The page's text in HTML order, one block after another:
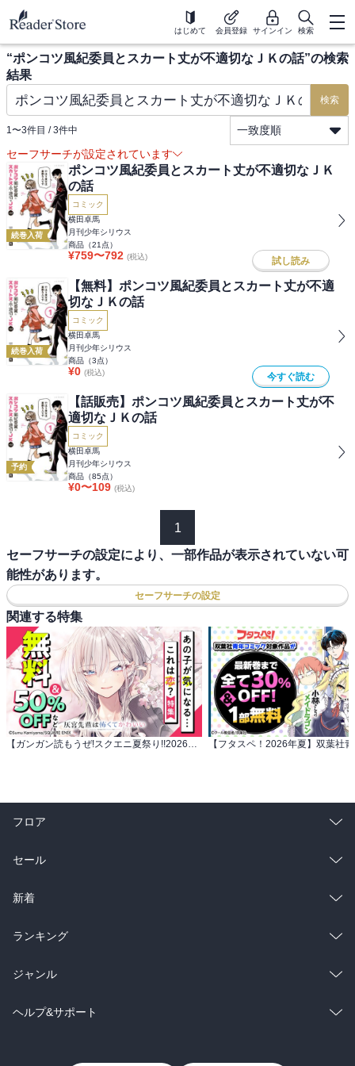
はじめて 会員登録 サインイン 検索
“ポンコツ風紀委員とスカート丈が不適切なＪＫの話”の検索
結果
検索
1〜3件目 / 3件中
一致度順
セーフサーチが設定されています
続巻入荷
ポンコツ風紀委員とスカート丈が不適切なＪＫ
の話
コミック
横田卓馬
月刊少年シリウス
商品（21 点）
¥759〜792 (税込) 試し読み
続巻入荷
【無料】ポンコツ風紀委員とスカート丈が不適
切なＪＫの話
コミック
横田卓馬
月刊少年シリウス
商品（3点）
¥0 (税込) 今すぐ読む
予約
【話販売】ポンコツ風紀委員とスカート丈が不
適切なＪＫの話
コミック
横田卓馬
月刊少年シリウス
商品（85点）
¥0〜109 (税込)
1
セーフサーチの設定により、一部作品が表示されていない可
能性があります。
セーフサーチの設定
関連する特集
【ガンガン読もうぜ!スクエニ夏祭り!!2026】 あの子が気になる・・・これは恋?特集
フロア
総合
ラノベ
雑誌・グラビア
BL・TL
セール
総合
ラノベ
雑誌・グラビア
BL・TL
新着
総合
ラノベ
雑誌・グラビア
ランキング
総合
ラノベ
ジャンル
コミック
ヘルプ&サポート